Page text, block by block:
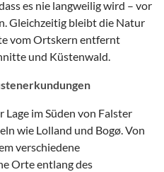
es nie langweilig wird – vor
Gleichzeitig bleibt die Natur
vom Ortskern entfernt
und Küstenwald.
im Süden von Falster
wie Lolland und Bogø. Von
verschiedene
Orte entlang des